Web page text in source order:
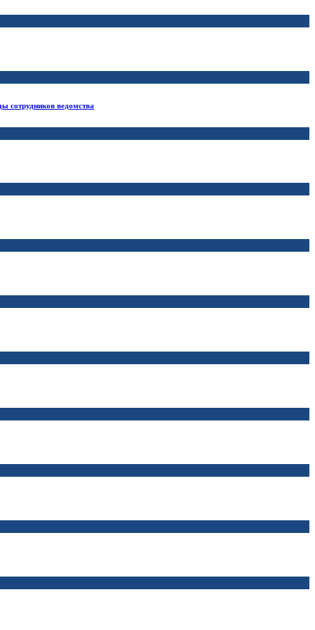
сотрудников ведомства